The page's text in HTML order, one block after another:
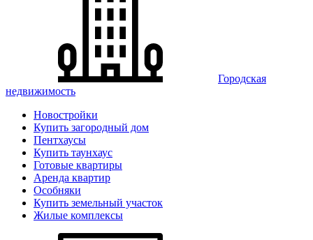
Городская
недвижимость
Новостройки
Купить загородный дом
Пентхаусы
Купить таунхаус
Готовые квартиры
Аренда квартир
Особняки
Купить земельный участок
Жилые комплексы